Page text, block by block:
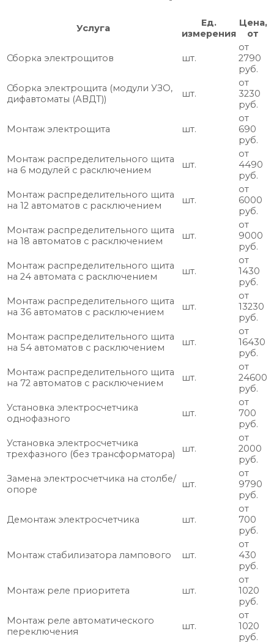
Услуга
Ед.
измерения
Цена,
от
Сборка электрощитов шт.
от
2790
руб.
Сборка электрощита (модули УЗО,
дифавтоматы (АВДТ))
шт.
от
3230
руб.
Монтаж электрощита шт.
от
690
руб.
Монтаж распределительного щита
на 6 модулей с расключением
шт.
от
4490
руб.
Монтаж распределительного щита
на 12 автоматов с расключением
шт.
от
6000
руб.
Монтаж распределительного щита
на 18 автоматов с расключением
шт.
от
9000
руб.
Монтаж распределительного щита
на 24 автомата с расключением
шт.
от
1430
руб.
Монтаж распределительного щита
на 36 автоматов с расключением
шт.
от
13230
руб.
Монтаж распределительного щита
на 54 автоматов с расключением
шт.
от
16430
руб.
Монтаж распределительного щита
на 72 автоматов с расключением
шт.
от
24600
руб.
Установка электросчетчика
однофазного
шт.
от
700
руб.
Установка электросчетчика
трехфазного (без трансформатора)
шт.
от
2000
руб.
Замена электросчетчика на столбе/
опоре
шт.
от
9790
руб.
Демонтаж электросчетчика шт.
от
700
руб.
Монтаж стабилизатора лампового шт.
от
430
руб.
Монтаж реле приоритета шт.
от
1020
руб.
Монтаж реле автоматического
переключения
шт.
от
1020
руб.